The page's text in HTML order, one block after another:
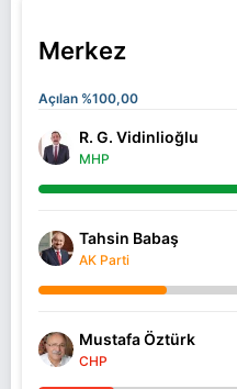
Merkez
Açılan %100,00
R. G. Vidinlioğlu
MHP
Tahsin Babaş
AK Parti
Mustafa Öztürk
CHP